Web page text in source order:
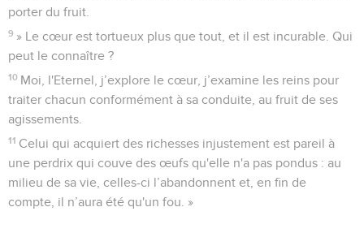
porter du fruit.
9 » Le cœur est tortueux plus que tout, et il est incurable. Qui
peut le connaître ?
10 Moi, l'Eternel, j’explore le cœur, j’examine les reins pour
traiter chacun conformément à sa conduite, au fruit de ses
agissements.
11 Celui qui acquiert des richesses injustement est pareil à
une perdrix qui couve des œufs qu'elle n'a pas pondus : au
milieu de sa vie, celles-ci l’abandonnent et, en fin de
compte, il n’aura été qu'un fou. »